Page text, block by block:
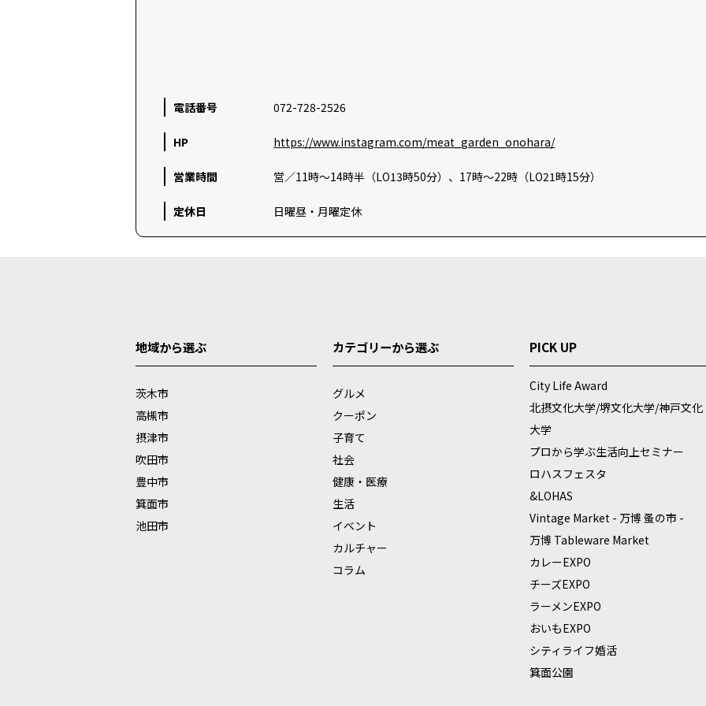
電話番号 072-728-2526
HP https://www.instagram.com/meat_garden_onohara/
営業時間 営／11時～14時半（LO13時50分）、17時～22時（LO21時15分）
定休日 日曜昼・月曜定休
地域から選ぶ
茨木市
高槻市
摂津市
吹田市
豊中市
箕面市
池田市
カテゴリーから選ぶ
グルメ
クーポン
子育て
社会
健康・医療
生活
イベント
カルチャー
コラム
PICK UP
City Life Award
北摂文化大学/堺文化大学/神戸文化
大学
プロから学ぶ生活向上セミナー
ロハスフェスタ
&LOHAS
Vintage Market - 万博 蚤の市 -
万博 Tableware Market
カレーEXPO
チーズEXPO
ラーメンEXPO
おいもEXPO
シティライフ婚活
箕面公園